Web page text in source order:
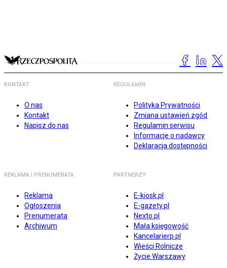
KONTAKT
O nas
Kontakt
Napisz do nas
REGULAMIN
Polityka Prywatności
Zmiana ustawień zgód
Regulamin serwisu
Informacje o nadawcy
Deklaracja dostępności
REKLAMA I PRENUMERATA
Reklama
Ogłoszenia
Prenumerata
Archiwum
PARTNERZY
E-kiosk.pl
E-gazety.pl
Nexto.pl
Mała księgowość
Kancelarierp.pl
Wieści Rolnicze
Życie Warszawy